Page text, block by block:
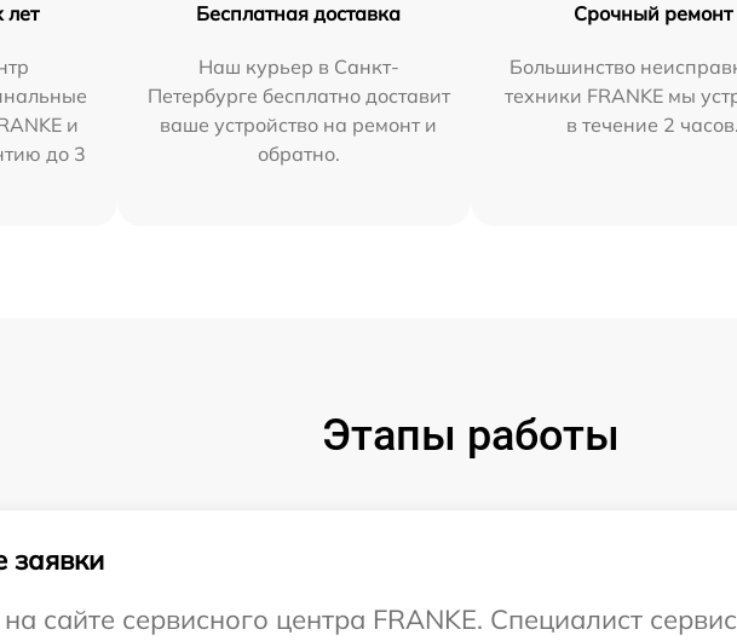
лет
и
до 3
Бесплатная доставка
Наш курьер в Санкт-
Петербурге бесплатно доставит
ваше устройство на ремонт и
обратно.
Срочный ремонт
Большинство
техники FRANKE мы
в течение 2 часов.
Этапы работы
сайте сервисного центра FRANKE. Специалист